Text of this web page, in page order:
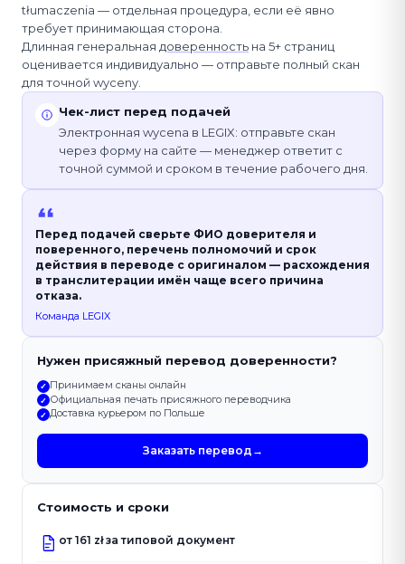
tłumaczenia — отдельная процедура, если её явно
требует принимающая сторона.
Длинная генеральная доверенность на 5+ страниц
оценивается индивидуально — отправьте полный скан
для точной wyceny.
Чек-лист перед подачей
Электронная wycena в LEGIX: отправьте скан
через форму на сайте — менеджер ответит с
точной суммой и сроком в течение рабочего дня.
Перед подачей сверьте ФИО доверителя и
поверенного, перечень полномочий и срок
действия в переводе с оригиналом — расхождения
в транслитерации имён чаще всего причина
отказа.
Команда LEGIX
Нужен присяжный перевод доверенности?
✓ Принимаем сканы онлайн
✓ Официальная печать присяжного переводчика
✓ Доставка курьером по Польше
Заказать перевод →
Стоимость и сроки
от 161 zł за типовой документ